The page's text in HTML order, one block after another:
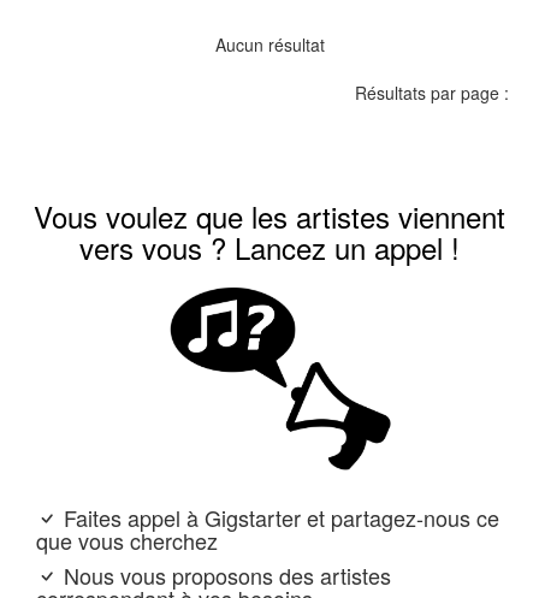
Aucun résultat
Résultats par page :
Vous voulez que les artistes viennent
vers vous ? Lancez un appel !
Faites appel à Gigstarter et partagez-nous ce
que vous cherchez
Nous vous proposons des artistes